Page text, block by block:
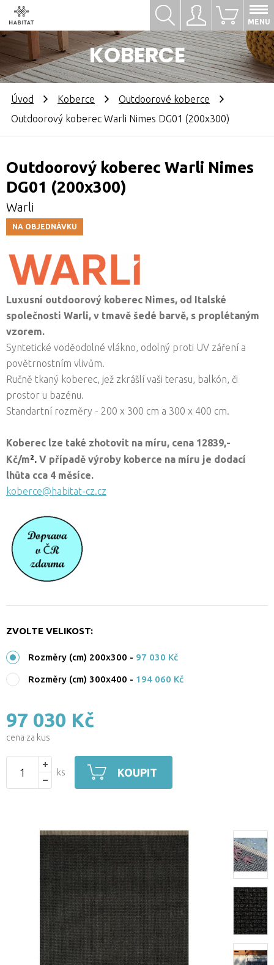
Přihlásit se
KOBERCE
0
MENU
Hledat
Úvod Koberce
Outdoorové koberce
Outdoorový koberec Warli Nimes DG01 (200x300)
Outdoorový koberec Warli Nimes
DG01 (200x300)
Warli
NA OBJEDNÁVKU
Luxusní outdoorový koberec Nimes, od Italské
společnosti Warli, v tmavě šedé barvě, s proplétaným
vzorem.
Syntetické voděodolné vlákno, odolný proti UV záření a
povětrnostním vlivům.
Ručně tkaný koberec, jež zkrášlí vaši terasu, balkón, či
prostor u bazénu.
Standartní rozměry - 200 x 300 cm a 300 x 400 cm.
Koberec lze také zhotovit na míru, cena 12839,-
Kč/m². V případě výroby koberce na míru je dodací
lhůta cca 4 měsíce.
koberce@habitat-cz.cz
ZVOLTE VELIKOST:
Rozměry (cm) 200x300 - 97 030 Kč
Rozměry (cm) 300x400 - 194 060 Kč
97 030 Kč
cena za kus
ks KOUPIT